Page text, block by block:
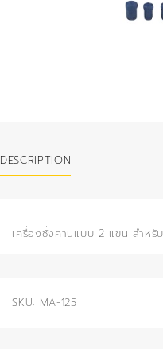
DESCRIPTION
เครื่องชั่งคานแบบ 2 แขน สำห
SKU: MA-125